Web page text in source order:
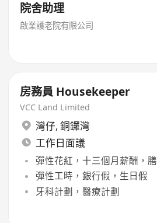
院舍助理
啟業護老院有限公司
房務員 Housekeeper
VCC Land Limited
灣仔, 銅鑼灣
工作日面議
彈性花紅，十三個月薪酬，
彈性工時，銀行假，生日假
牙科計劃，醫療計劃